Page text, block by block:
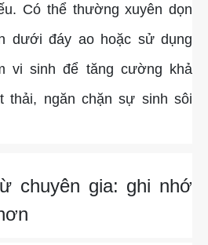
Có thể thường xuyên dọn
dưới đáy ao hoặc sử dụng
vi sinh để tăng cường khả
thải, ngăn chặn sự sinh sôi
chuyên gia: ghi nhớ